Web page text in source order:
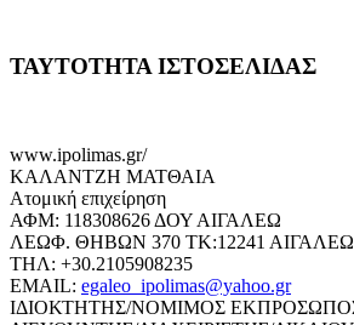
ΤΑΥΤΟΤΗΤΑ ΙΣΤΟΣΕΛΙΔΑΣ
www.ipolimas.gr/
ΚΑΛΑΝΤΖΗ ΜΑΤΘΑΙΑ
Ατομική επιχείρηση
ΑΦΜ: 118308626 ΔΟΥ ΑΙΓΑΛΕΩ
ΛΕΩΦ. ΘΗΒΩΝ 370 ΤΚ:12241 ΑΙΓΑΛΕΩ
ΤΗΛ: +30.2105908235
EMAIL: egaleo_ipolimas@yahoo.gr
ΙΔΙΟΚΤΗΤΗΣ/ΝΟΜΙΜΟΣ